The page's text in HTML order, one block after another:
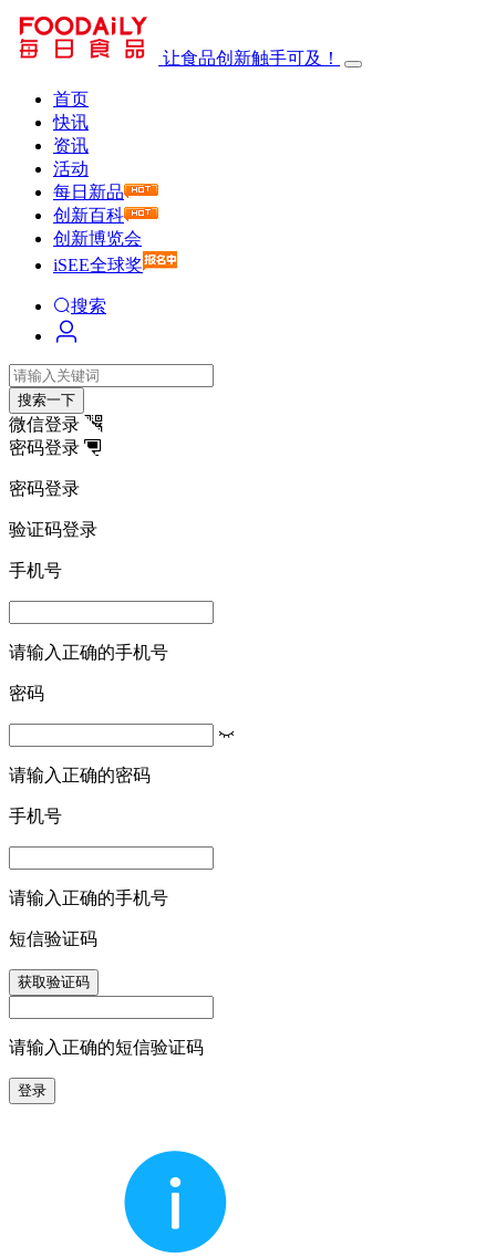
让食品创新触手可及！
首页
快讯
资讯
活动
每日新品
创新百科
创新博览会
iSEE全球奖
搜索
搜索一下
微信登录
密码登录
密码登录
验证码登录
手机号
请输入正确的手机号
密码
请输入正确的密码
手机号
请输入正确的手机号
短信验证码
获取验证码
请输入正确的短信验证码
登录